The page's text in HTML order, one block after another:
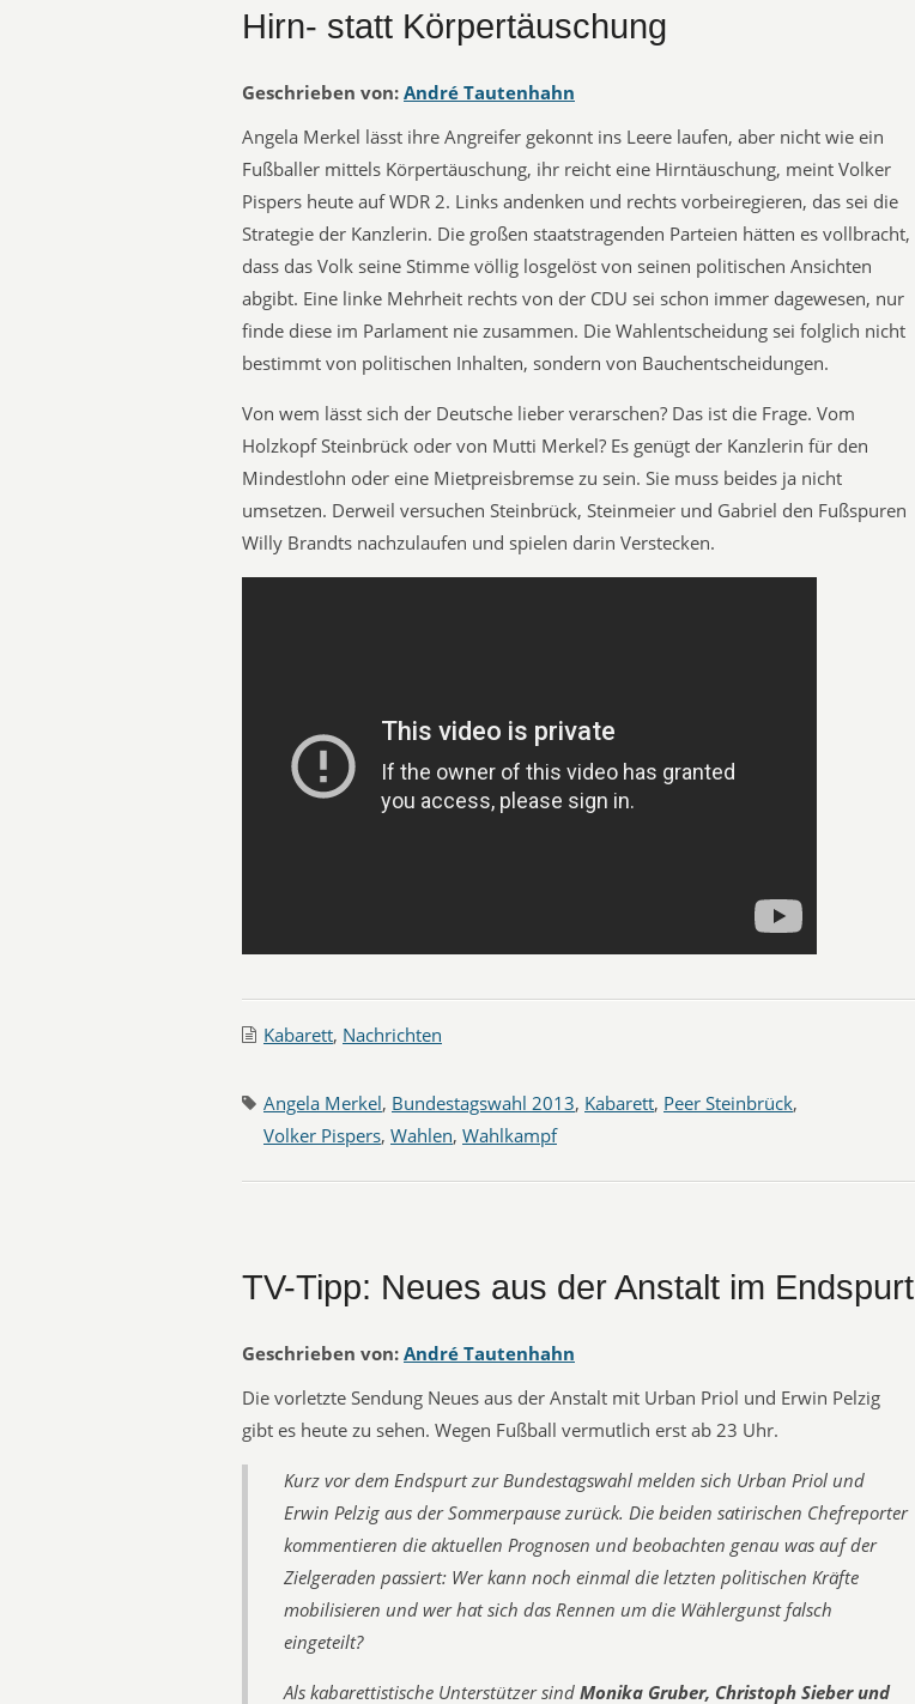
Hirn- statt Körpertäuschung
Geschrieben von: André Tautenhahn
Angela Merkel lässt ihre Angreifer gekonnt ins Leere laufen, aber nicht wie ein
Fußballer mittels Körpertäuschung, ihr reicht eine Hirntäuschung, meint Volker
Pispers heute auf WDR 2. Links andenken und rechts vorbeiregieren, das sei die
Strategie der Kanzlerin. Die großen staatstragenden Parteien hätten es vollbracht,
dass das Volk seine Stimme völlig losgelöst von seinen politischen Ansichten
abgibt. Eine linke Mehrheit rechts von der CDU sei schon immer dagewesen, nur
finde diese im Parlament nie zusammen. Die Wahlentscheidung sei folglich nicht
bestimmt von politischen Inhalten, sondern von Bauchentscheidungen.
Von wem lässt sich der Deutsche lieber verarschen? Das ist die Frage. Vom
Holzkopf Steinbrück oder von Mutti Merkel? Es genügt der Kanzlerin für den
Mindestlohn oder eine Mietpreisbremse zu sein. Sie muss beides ja nicht
umsetzen. Derweil versuchen Steinbrück, Steinmeier und Gabriel den Fußspuren
Willy Brandts nachzulaufen und spielen darin Verstecken.
Kabarett, Nachrichten
Angela Merkel, Bundestagswahl 2013, Kabarett, Peer Steinbrück,
Volker Pispers, Wahlen, Wahlkampf
TV-Tipp: Neues aus der Anstalt im Endspurt
Geschrieben von: André Tautenhahn
Die vorletzte Sendung Neues aus der Anstalt mit Urban Priol und Erwin Pelzig
gibt es heute zu sehen. Wegen Fußball vermutlich erst ab 23 Uhr.
Kurz vor dem Endspurt zur Bundestagswahl melden sich Urban Priol und
Erwin Pelzig aus der Sommerpause zurück. Die beiden satirischen Chefreporter
kommentieren die aktuellen Prognosen und beobachten genau was auf der
Zielgeraden passiert: Wer kann noch einmal die letzten politischen Kräfte
mobilisieren und wer hat sich das Rennen um die Wählergunst falsch
eingeteilt?
Als kabarettistische Unterstützer sind Monika Gruber, Christoph Sieber und